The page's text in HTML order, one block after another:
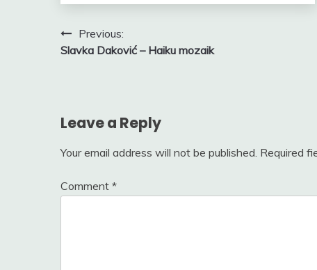
Post
navigation
Previous:
Slavka Daković – Haiku mozaik
Leave a Reply
Your email address will not be published. Required
Comment *